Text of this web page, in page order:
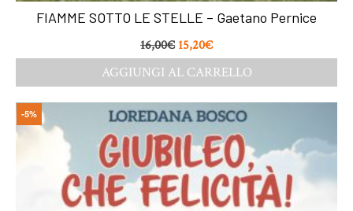
FIAMME SOTTO LE STELLE – Gaetano Pernice
16,00€ 15,20€
AGGIUNGI AL CARRELLO
-5%